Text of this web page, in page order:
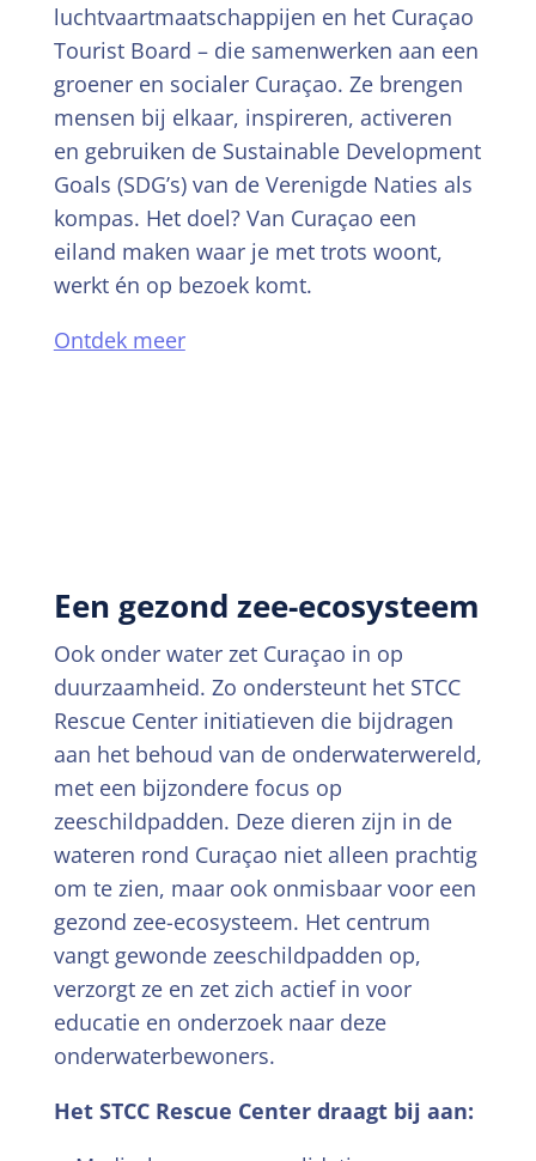
luchtvaartmaatschappijen en het Curaçao
Tourist Board – die samenwerken aan een
groener en socialer Curaçao. Ze brengen
mensen bij elkaar, inspireren, activeren
en gebruiken de Sustainable Development
Goals (SDG’s) van de Verenigde Naties als
kompas. Het doel? Van Curaçao een
eiland maken waar je met trots woont,
werkt én op bezoek komt.
Ontdek meer
Een gezond zee-ecosysteem
Ook onder water zet Curaçao in op
duurzaamheid. Zo ondersteunt het STCC
Rescue Center initiatieven die bijdragen
aan het behoud van de onderwaterwereld,
met een bijzondere focus op
zeeschildpadden. Deze dieren zijn in de
wateren rond Curaçao niet alleen prachtig
om te zien, maar ook onmisbaar voor een
gezond zee-ecosysteem. Het centrum
vangt gewonde zeeschildpadden op,
verzorgt ze en zet zich actief in voor
educatie en onderzoek naar deze
onderwaterbewoners.
Het STCC Rescue Center draagt bij aan: